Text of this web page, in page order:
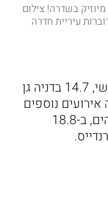
מיוזיק בשדרה! צילום
עיריית חדרה
האירוע הבא יתקיים ביום שלישי, 14.7 בדניה גן
נוספים
באוגוסט: ב-11.8 בפארק עין הים, ב-18.8